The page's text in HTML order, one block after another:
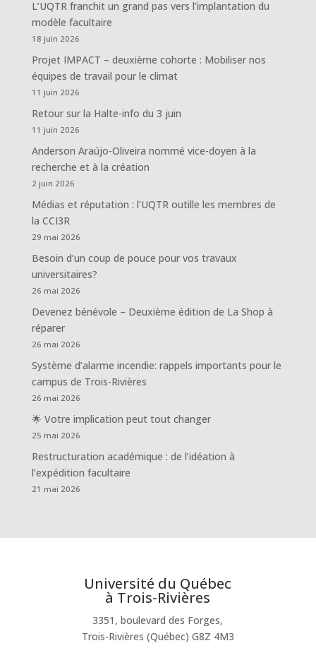
L’UQTR franchit un grand pas vers l’implantation du
modèle facultaire
18 juin 2026
Projet IMPACT – deuxième cohorte : Mobiliser nos
équipes de travail pour le climat
11 juin 2026
Retour sur la Halte-info du 3 juin
11 juin 2026
Anderson Araújo-Oliveira nommé vice-doyen à la
recherche et à la création
2 juin 2026
Médias et réputation : l’UQTR outille les membres de
la CCI3R
29 mai 2026
Besoin d’un coup de pouce pour vos travaux
universitaires?
26 mai 2026
Devenez bénévole – Deuxième édition de La Shop à
réparer
26 mai 2026
Système d’alarme incendie: rappels importants pour le
campus de Trois-Rivières
26 mai 2026
🌟 Votre implication peut tout changer
25 mai 2026
Restructuration académique : de l’idéation à
l’expédition facultaire
21 mai 2026
Université du Québec
à Trois-Rivières
3351, boulevard des Forges,
Trois-Rivières (Québec) G8Z 4M3